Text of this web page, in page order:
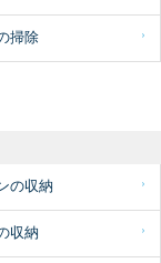
掃除
の収納
収納